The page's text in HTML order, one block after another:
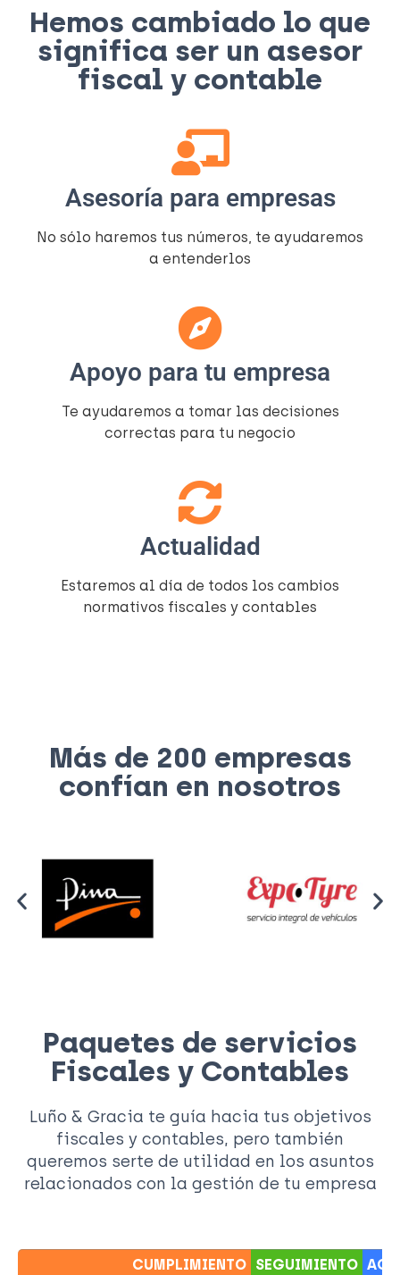
Hemos cambiado lo que
significa ser un asesor
fiscal y contable​
Asesoría para empresas
No sólo haremos tus números, te ayudaremos
a entenderlos​
Apoyo para tu empresa
Te ayudaremos a tomar las decisiones
correctas para tu negocio
Actualidad
Estaremos al día de todos los cambios
normativos fiscales y contables
Más de 200 empresas
confían en nosotros
Paquetes de servicios
Fiscales y Contables
Luño & Gracia te guía hacia tus objetivos
fiscales y contables, pero también
queremos serte de utilidad en los asuntos
relacionados con la gestión de tu empresa
CUMPLIMIENTO SEGUIMIENTO